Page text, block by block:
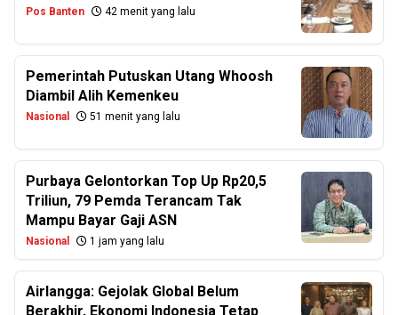
Pos Banten 42 menit yang lalu
Pemerintah Putuskan Utang Whoosh
Diambil Alih Kemenkeu
Nasional 51 menit yang lalu
Purbaya Gelontorkan Top Up Rp20,5
Triliun, 79 Pemda Terancam Tak
Mampu Bayar Gaji ASN
Nasional 1 jam yang lalu
Airlangga: Gejolak Global Belum
Berakhir, Ekonomi Indonesia Tetap